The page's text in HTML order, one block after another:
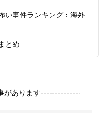
い事件ランキング：海外
とめ
があります--------------